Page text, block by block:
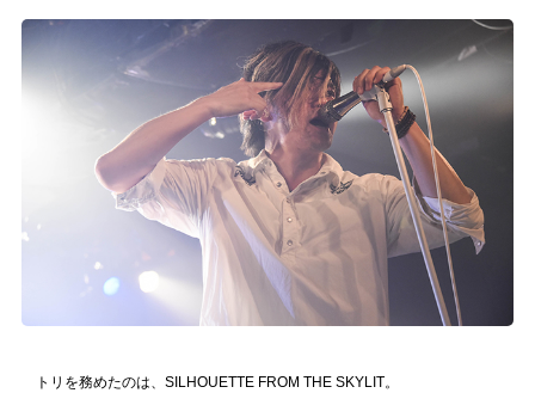
トリを務めたのは、SILHOUETTE FROM THE SKYLIT。